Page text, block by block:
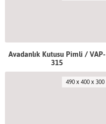
Avadanlık Kutusu Pimli / VAP-
315
490 x 400 x 300